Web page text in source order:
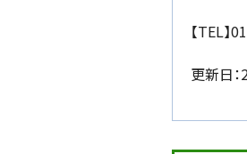
【TEL】
更新日